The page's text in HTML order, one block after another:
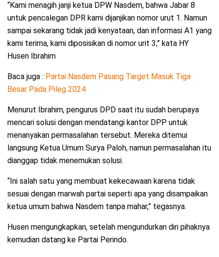
“Kami menagih janji ketua DPW Nasdem, bahwa Jabar 8
untuk pencalegan DPR kami dijanjikan nomor urut 1. Namun
sampai sekarang tidak jadi kenyataan, dan informasi A1 yang
kami terima, kami diposisikan di nomor urit 3,” kata HY
Husen Ibrahim
Baca juga : Partai Nasdem Pasang Target Masuk Tiga
Besar Pada Pileg 2024
Menurut Ibrahim, pengurus DPD saat itu sudah berupaya
mencari solusi dengan mendatangi kantor DPP untuk
menanyakan permasalahan tersebut. Mereka ditemui
langsung Ketua Umum Surya Paloh, namun permasalahan itu
dianggap tidak menemukan solusi.
“Ini salah satu yang membuat kekecawaan karena tidak
sesuai dengan marwah partai seperti apa yang disampaikan
ketua umum bahwa Nasdem tanpa mahar,” tegasnya.
Husen mengungkapkan, setelah mengundurkan diri pihaknya
kemudian datang ke Partai Perindo.